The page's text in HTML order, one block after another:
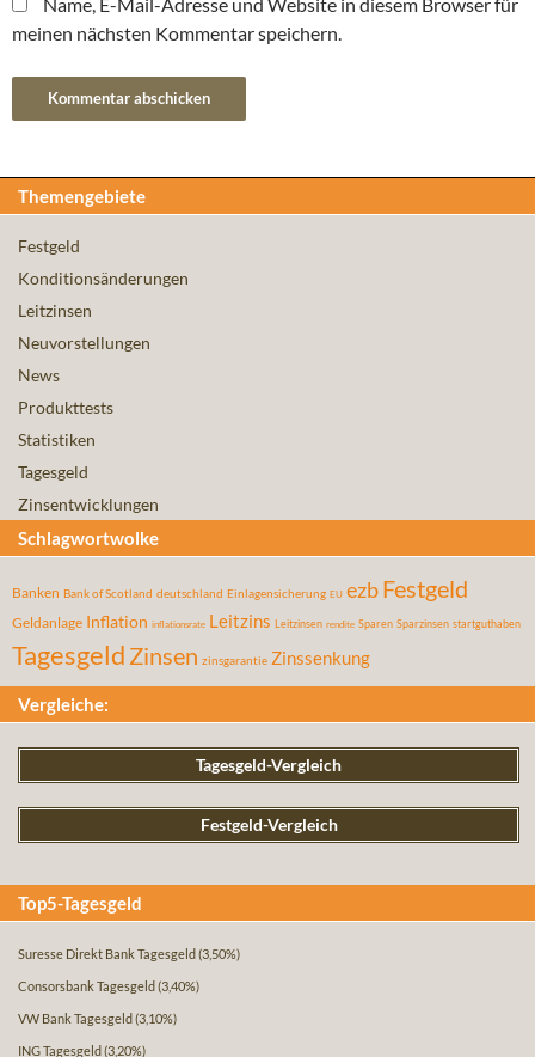
meinen nächsten Kommentar speichern.
Themengebiete
Festgeld
Konditionsänderungen
Leitzinsen
Neuvorstellungen
News
Produkttests
Statistiken
Tagesgeld
Zinsentwicklungen
Schlagwortwolke
Banken Bank of Scotland deutschland Einlagensicherung EU ezbFestgeld
Geldanlage Inflation inflationsrate Leitzins Leitzinsen rendite Sparen Sparzinsen startguthaben
Tagesgeld Zinsen zinsgarantie Zinssenkung
Vergleiche:
Tagesgeld-Vergleich
Festgeld-Vergleich
Top5-Tagesgeld
Suresse Direkt Bank Tagesgeld (3,50%)
Consorsbank Tagesgeld (3,40%)
VW Bank Tagesgeld (3,10%)
ING Tagesgeld (3,20%)